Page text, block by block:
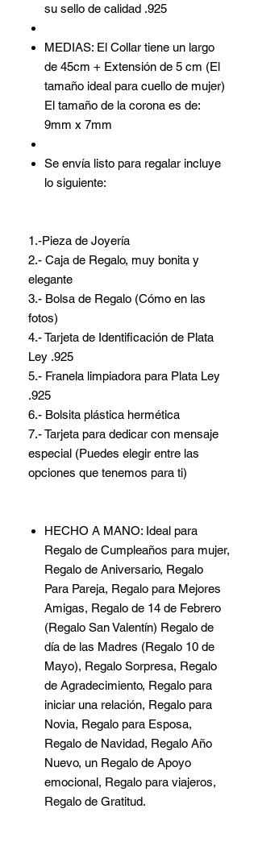
su sello de calidad .925
MEDIAS: El Collar tiene un largo
de 45cm + Extensión de 5 cm (El
tamaño ideal para cuello de mujer)
El tamaño de la corona es de:
9mm x 7mm
Se envía listo para regalar incluye
lo siguiente:
1.-Pieza de Joyería
2.- Caja de Regalo, muy bonita y
elegante
3.- Bolsa de Regalo (Cómo en las
fotos)
4.- Tarjeta de Identificación de Plata
Ley .925
5.- Franela limpiadora para Plata Ley
.925
6.- Bolsita plástica hermética
7.- Tarjeta para dedicar con mensaje
especial (Puedes elegir entre las
opciones que tenemos para ti)
HECHO A MANO: Ideal para
Regalo de Cumpleaños para mujer,
Regalo de Aniversario, Regalo
Para Pareja, Regalo para Mejores
Amigas, Regalo de 14 de Febrero
(Regalo San Valentín) Regalo de
día de las Madres (Regalo 10 de
Mayo), Regalo Sorpresa, Regalo
de Agradecimiento, Regalo para
iniciar una relación, Regalo para
Novia, Regalo para Esposa,
Regalo de Navidad, Regalo Año
Nuevo, un Regalo de Apoyo
emocional, Regalo para viajeros,
Regalo de Gratitud.